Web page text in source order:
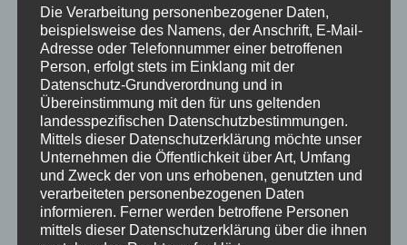
ET 40
Nabenbohrung 66.6
Traglast 690
Farb-
Beschreibung
Bronze
Ähnliche Produkte
Die Verarbeitung personenbezogener Daten,
beispielsweise des Namens, der Anschrift, E-Mail-
Adresse oder Telefonnummer einer betroffenen
Person, erfolgt stets im Einklang mit der
Datenschutz-Grundverordnung und in
Übereinstimmung mit den für uns geltenden
landesspezifischen Datenschutzbestimmungen.
Mittels dieser Datenschutzerklärung möchte unser
Unternehmen die Öffentlichkeit über Art, Umfang
und Zweck der von uns erhobenen, genutzten und
verarbeiteten personenbezogenen Daten
informieren. Ferner werden betroffene Personen
mittels dieser Datenschutzerklärung über die ihnen